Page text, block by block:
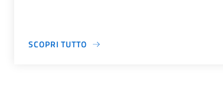
SCOPRI TUTTO